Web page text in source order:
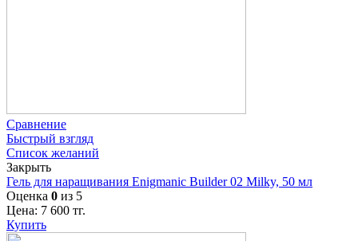
Сравнение
Быстрый взгляд
Список желаний
Закрыть
Гель для наращивания Enigmanic Builder 02 Milky, 50 мл
Оценка 0 из 5
Цена: 7 600 тг.
Купить